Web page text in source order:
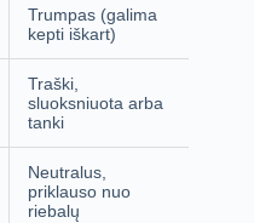
Trumpas (galima
kepti iškart)
Traški,
sluoksniuota arba
tanki
Neutralus,
priklauso nuo
riebalų